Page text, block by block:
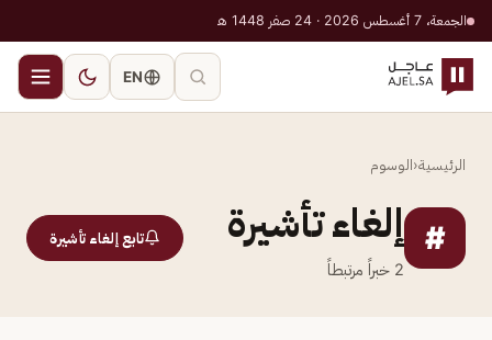
الجمعة، 7 أغسطس 2026 · 24 صفر 1448 هـ
EN
الرئيسية‹الوسوم
# إلغاء تأشيرة
2 خبراً مرتبطاً
تابع إلغاء تأشيرة